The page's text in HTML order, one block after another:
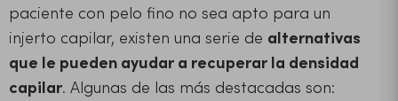
paciente con pelo fino no sea apto para un
injerto capilar, existen una serie de alternativas
que le pueden ayudar a recuperar la densidad
capilar. Algunas de las más destacadas son: